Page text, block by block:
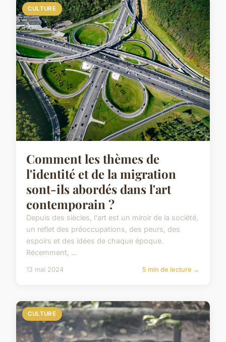
CULTURE
Comment les thèmes de
l'identité et de la migration
sont-ils abordés dans l'art
contemporain ?
Depuis des siècles, l'art est un miroir de la société,
un reflet des préoccupations, des peurs, des
espoirs et des idées de chaque époque.
Récemment, ...
13 mai 2024 5 min de lecture →
CULTURE